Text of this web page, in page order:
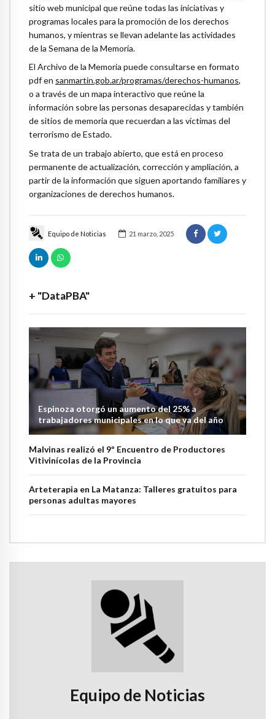
Equipo de Noticias 21 marzo, 2025
+ "DataPBA"
Espinoza otorgó un aumento del 25% a
trabajadores municipales en lo que va del año
Malvinas realizó el 9º Encuentro de Productores
Vitivinícolas de la Provincia
Arteterapia en La Matanza: Talleres gratuitos para
personas adultas mayores
sitio web municipal que reúne todas las iniciativas y
programas locales para la promoción de los derechos
humanos, y mientras se llevan adelante las actividades
de la Semana de la Memoria.
El Archivo de la Memoria puede consultarse en formato
pdf en sanmartin.gob.ar/programas/derechos-humanos,
o a través de un mapa interactivo que reúne la
información sobre las personas desaparecidas y también
de sitios de memoria que recuerdan a las víctimas del
terrorismo de Estado.
Se trata de un trabajo abierto, que está en proceso
permanente de actualización, corrección y ampliación, a
partir de la información que siguen aportando familiares y
organizaciones de derechos humanos.
Equipo de Noticias